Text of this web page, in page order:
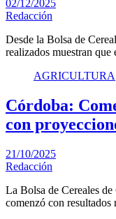
02/12/2025
Redacción
Desde la Bolsa de
realizados muestran
AGRICULTURA
Córdoba:
con
21/10/2025
Redacción
La Bolsa de Cereales
comenzó con